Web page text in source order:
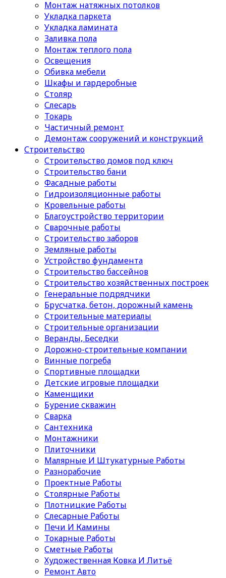
Монтаж натяжных потолков
Укладка паркета
Укладка ламината
Заливка пола
Монтаж теплого пола
Освещения
Обивка мебели
Шкафы и гардеробные
Столяр
Слесарь
Токарь
Частичный ремонт
Демонтаж сооружений и конструкций
Строительство
Строительство домов под ключ
Строительство бани
Фасадные работы
Гидроизоляционные работы
Кровельные работы
Благоустройство территории
Сварочные работы
Строительство заборов
Земляные работы
Устройство фундамента
Строительство бассейнов
Строительство хозяйственных построек
Генеральные подрядчики
Брусчатка, бетон, дорожный камень
Строительные материалы
Cтроительные организации
Веранды, Беседки
Дорожно-строительные компании
Винные погреба
Спортивные площадки
Детские игровые площадки
Каменщики
Бурение скважин
Сварка
Сантехника
Монтажники
Плиточники
Малярные И Штукатурные Работы
Разнорабочие
Проектные Работы
Столярные Работы
Плотницкие Работы
Слесарные Работы
Печи И Камины
Токарные Работы
Сметные Работы
Художественная Ковка И Литьё
Ремонт Авто